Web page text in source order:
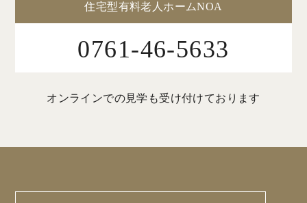
住宅型有料老人ホームNOA
0761-46-5633
オンラインでの見学も受け付けております